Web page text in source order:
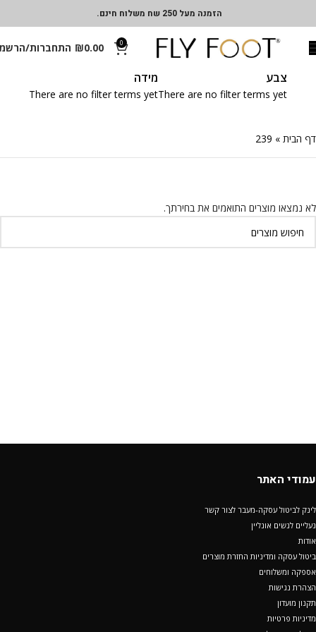
הזמנה מעל 250 שח משלוח חינם.
0
₪0.00 התחברות/
צבע
There are no filter terms yet
מידה
There are no filter terms yet
דף הבית »
239
לא נמצאו מוצרים התואמים את בחירתך.
עמודי האתר
לינק לביטול עסקה-מעבר לצור קשר
נעליים לנשים אונליין
אודות
ביטול עסקה ומדיניות החזרת מוצרים
אספקה ומשלוחים
הצהרת נגישות
תקנון מועדון
מדיניות פרטיות